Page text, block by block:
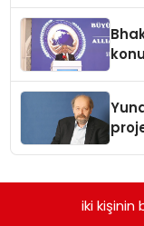
iki kişinin